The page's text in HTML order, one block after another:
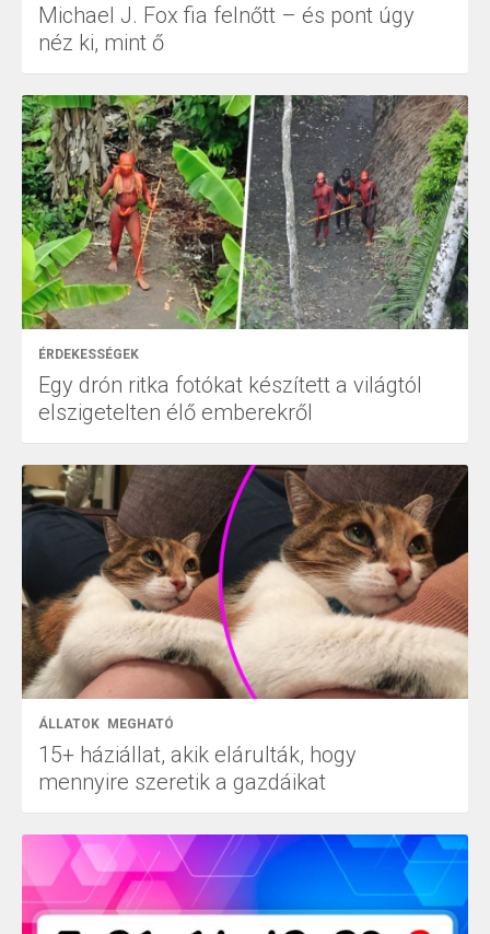
Michael J. Fox fia felnőtt – és pont úgy
néz ki, mint ő
ÉRDEKESSÉGEK
Egy drón ritka fotókat készített a világtól
elszigetelten élő emberekről
ÁLLATOK MEGHATÓ
15+ háziállat, akik elárulták, hogy
mennyire szeretik a gazdáikat